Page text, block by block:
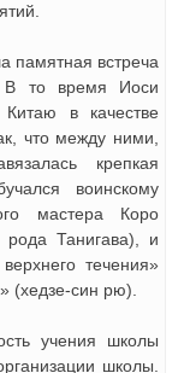
памятная встреча
то время Иоси
в качестве
что между ними,
крепкая
воинскому
мастера Коро
рода Танигава), и
течения»
(хедзе-син рю).
учения школы
школы.